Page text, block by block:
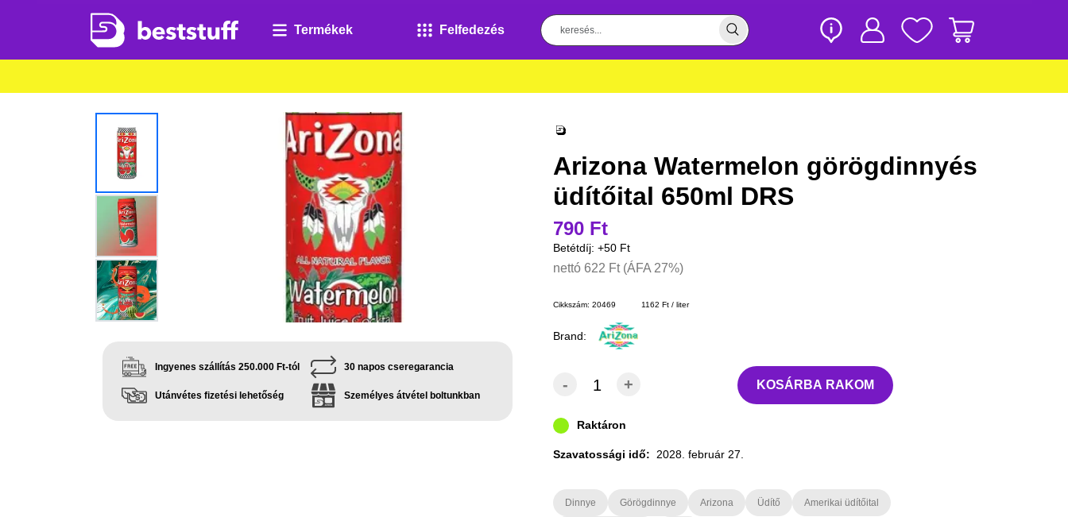
Termékek Felfedezés
Ingyenes szállítás 250.000 Ft-tól
Utánvétes fizetési lehetőség
30 napos cseregarancia
Személyes átvétel boltunkban
Arizona Watermelon görögdinnyés
üdítőital 650ml DRS
790 Ft
Betétdíj: +50 Ft
nettó 622 Ft (ÁFA 27%)
Cikkszám: 20469 1162 Ft / liter
Brand:
- + KOSÁRBA RAKOM
Raktáron
Szavatossági idő: 2028. február 27.
Dinnye Görögdinnye Arizona Üdítő Amerikai üdítőital